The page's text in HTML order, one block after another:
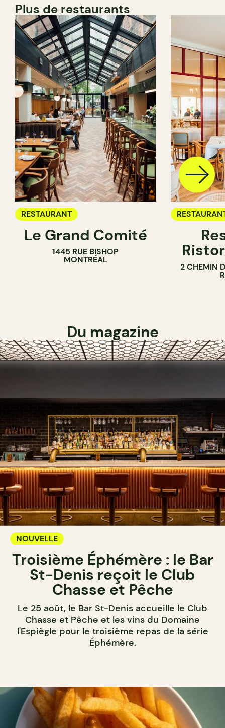
Plus de restaurants
RESTAURANT
Le Grand Comité
1445 RUE BISHOP
MONTRÉAL
2 CHEMIN
Du magazine
NOUVELLE
Troisième Éphémère : le Bar
St-Denis reçoit le Club
Chasse et Pêche
Le 25 août, le Bar St-Denis accueille le Club
Chasse et Pêche et les vins du Domaine
l'Espiègle pour le troisième repas de la série
Éphémère.